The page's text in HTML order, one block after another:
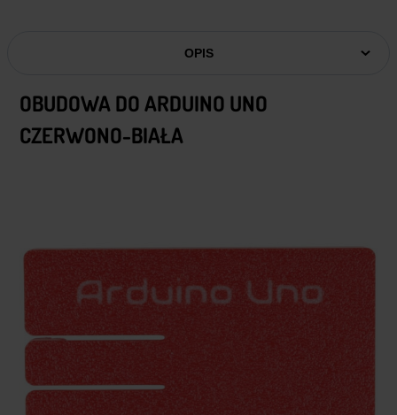
OPIS
OBUDOWA DO ARDUINO UNO
CZERWONO-BIAŁA